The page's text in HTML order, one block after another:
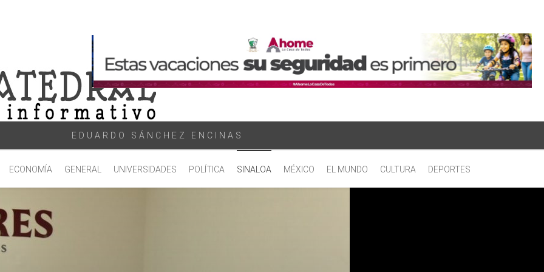
EDUARDO SÁNCHEZ ENCINAS
ECONOMÍA GENERAL UNIVERSIDADES POLÍTICA SINALOA MÉXICO EL MUNDO CULTURA DEPORTES